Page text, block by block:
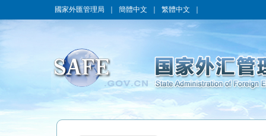
國家外匯管理局 簡體中文 繁體中文